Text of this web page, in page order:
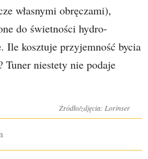
własnymi obręczami),
do świetności hydro-
Ile kosztuje przyjemność bycia
Tuner niestety nie podaje
Źródło/zdjęcia: Lorinser